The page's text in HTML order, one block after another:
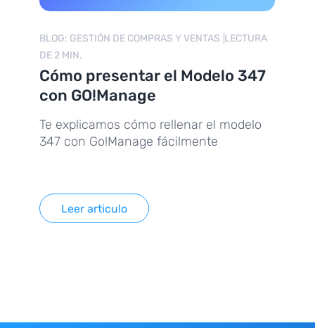
BLOG: GESTIÓN DE COMPRAS Y VENTAS LECTURA
DE 2 MIN.
Cómo presentar el Modelo 347
con GO!Manage
Te explicamos cómo rellenar el modelo
347 con Go!Manage fácilmente
Leer articulo